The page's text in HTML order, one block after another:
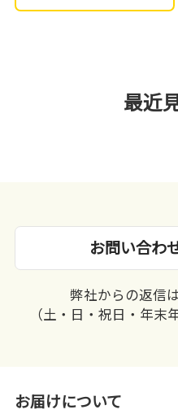
最近
お問い合わ
弊社からの返信
（土・日・祝日・年末
お届けについて